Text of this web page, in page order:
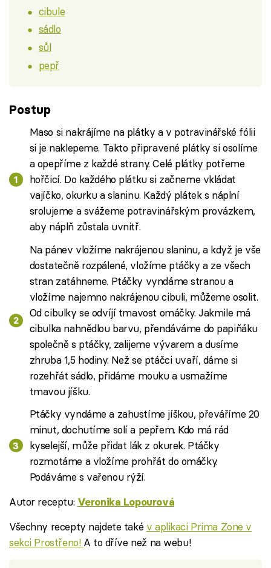
cibule
sádlo
sůl
pepř
Postup
Maso si nakrájíme na plátky a v potravinářské fólii
si je naklepeme. Takto připravené plátky si osolíme
a opepříme z každé strany. Celé plátky potřeme
hořčicí. Do každého plátku si začneme vkládat
vajíčko, okurku a slaninu. Každý plátek s náplní
srolujeme a svážeme potravinářským provázkem,
aby náplň zůstala uvnitř.
Na pánev vložíme nakrájenou slaninu, a když je vše
dostatečně rozpálené, vložíme ptáčky a ze všech
stran zatáhneme. Ptáčky vyndáme stranou a
vložíme najemno nakrájenou cibuli, můžeme osolit.
Od cibulky se odvíjí tmavost omáčky. Jakmile má
cibulka nahnědlou barvu, přendáváme do papiňáku
společně s ptáčky, zalijeme vývarem a dusíme
zhruba 1,5 hodiny. Než se ptáčci uvaří, dáme si
rozehřát sádlo, přidáme mouku a usmažíme
tmavou jíšku.
Ptáčky vyndáme a zahustíme jíškou, převáříme 20
minut, dochutíme solí a pepřem. Kdo má rád
kyselejší, může přidat lák z okurek. Ptáčky
rozmotáme a vložíme prohřát do omáčky.
Podáváme s vařenou rýží.
Autor receptu: Veronika Lopourová
Všechny recepty najdete také v aplikaci Prima Zone v
sekci Prostřeno! A to dříve než na webu!